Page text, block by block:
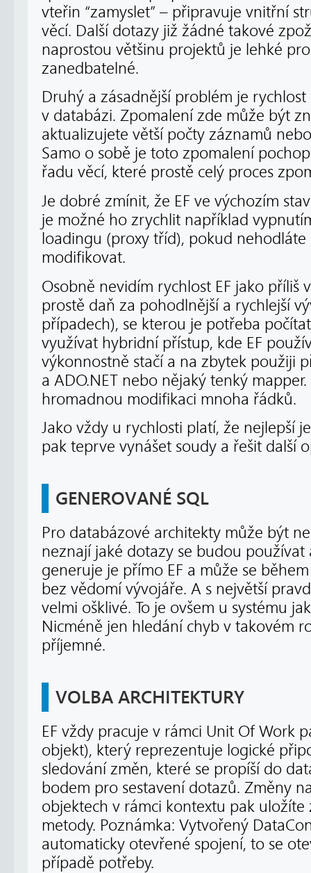
vteřin “zamyslet” – připravuje vnitřní
věcí. Další dotazy již žádné takové
naprostou většinu projektů je lehké
zanedbatelné.
Druhý a zásadnější problém je
v databázi. Zpomalení zde může být
aktualizujete větší počty záznamů
Samo o sobě je toto zpomalení
řadu věcí, které prostě celý proces
Je dobré zmínit, že EF ve výchozím
je možné ho zrychlit například
loadingu (proxy tříd), pokud
modifikovat.
Osobně nevidím rychlost EF jako příliš
prostě daň za pohodlnější a rychlejší
případech), se kterou je potřeba
využívat hybridní přístup, kde EF
výkonnostně stačí a na zbytek použiji
a ADO.NET nebo nějaký tenký
hromadnou modifikaci mnoha řádků.
Jako vždy u rychlosti platí, že nejlepší
pak teprve vynášet soudy a řešit další
GENEROVANÉ SQL
Pro databázové architekty může být
neznají jaké dotazy se budou používat
generuje je přímo EF a může se
bez vědomí vývojáře. A s největší
velmi ošklivé. To je ovšem u systému
Nicméně jen hledání chyb v takovém
příjemné.
VOLBA ARCHITEKTURY
EF vždy pracuje v rámci Unit Of Work
objekt), který reprezentuje logické
sledování změn, které se propíší do
bodem pro sestavení dotazů. Změny
objektech v rámci kontextu pak uložíte
metody. Poznámka: Vytvořený
automaticky otevřené spojení, to se
případě potřeby.